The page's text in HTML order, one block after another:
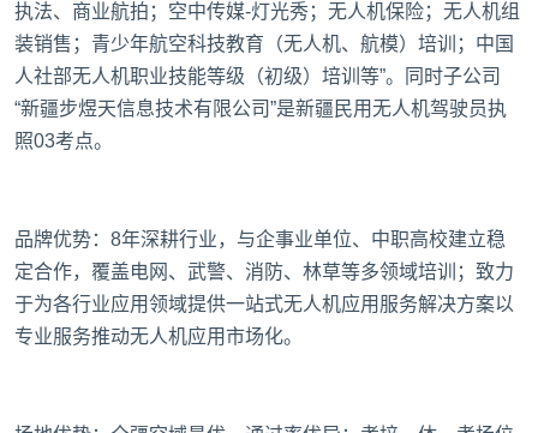
执法、商业航拍；空中传媒-灯光秀；无人机保险；无人机组
装销售；青少年航空科技教育（无人机、航模）培训；中国
人社部无人机职业技能等级（初级）培训等”。同时子公司
“新疆步煜天信息技术有限公司”是新疆民用无人机驾驶员执
照03考点。
品牌优势‌：8年深耕行业，与企事业单位、中职高校建立稳
定合作，覆盖电网、武警、消防、林草等多领域培训；致力
于为各行业应用领域提供一站式无人机应用服务解决方案以
专业服务推动无人机应用市场化。